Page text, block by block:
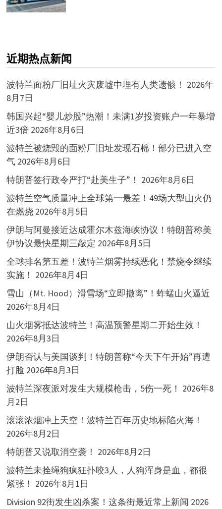
近期热点新闻
波特兰面粉厂旧址火灾废墟中埋有人类遗骸！ 2026年
8月7日
韩国兴起“婴儿炒股”热潮！未满1岁投资账户一年暴增
近3倍 2026年8月6日
波特兰被烧毁的面粉厂旧址发现石棉！部分已进入空
气 2026年8月6日
特朗普签行政令严打“赴美生子”！ 2026年8月6日
波特兰空气质量冲上全球第一最差！49场大型山火仍
在燃烧 2026年8月5日
伊朗与阿曼接近达成霍尔木兹海峡协议！特朗普称美
伊协议最快星期三敲定 2026年8月5日
全球排名第五差！波特兰烟雾持续恶化！禁烧令继续
实施！ 2026年8月4日
雪山（Mt. Hood）滑雪场“立即撤离”！蚱蜢山火逼近
2026年8月4日
山火烟雾抵达波特兰！高温预警星期二开始生效！
2026年8月3日
伊朗否认与美国谈判！特朗普称“今天下午开始”再遭
打脸 2026年8月3日
波特兰深夜派对发生大规模枪击，5伤一死！ 2026年8
月2日
滚滚浓烟冲上天空！波特兰百年历史地标陷火海！
2026年8月2日
特朗普又说取消空袭！ 2026年8月2日
波特兰未拴绳狗疯狂扑咬3人，人狗浑身是血，都很
紧张！ 2026年8月1日
Division 92街发生凶杀案！这条街最近常上新闻 2026